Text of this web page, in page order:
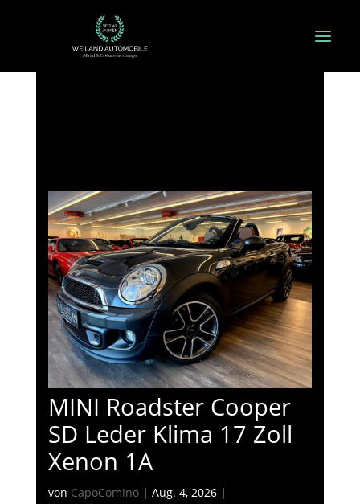
MINI Roadster Cooper
SD Leder Klima 17 Zoll
Xenon 1A
von CapoComino| Aug. 4, 2026|